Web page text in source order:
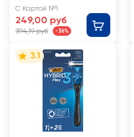
С Картой №1
249,00 руб
394,19 руб -36%
3.1